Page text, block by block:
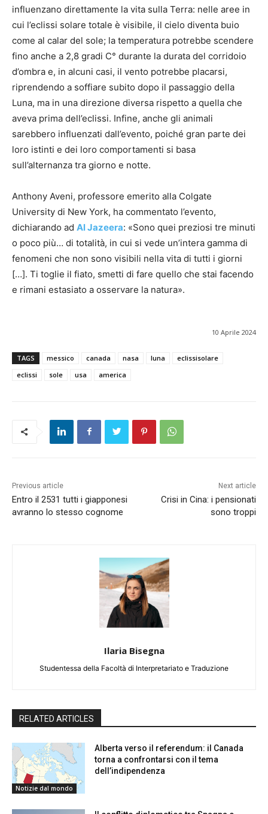
influenzano direttamente la vita sulla Terra: nelle aree in
cui l’eclissi solare totale è visibile, il cielo diventa buio
come al calar del sole; la temperatura potrebbe scendere
fino anche a 2,8 gradi C° durante la durata del corridoio
d’ombra e, in alcuni casi, il vento potrebbe placarsi,
riprendendo a soffiare subito dopo il passaggio della
Luna, ma in una direzione diversa rispetto a quella che
aveva prima dell’eclissi. Infine, anche gli animali
sarebbero influenzati dall’evento, poiché gran parte dei
loro istinti e dei loro comportamenti si basa
sull’alternanza tra giorno e notte.
Anthony Aveni, professore emerito alla Colgate
University di New York, ha commentato l’evento,
dichiarando ad Al Jazeera: «Sono quei preziosi tre minuti
o poco più… di totalità, in cui si vede un’intera gamma di
fenomeni che non sono visibili nella vita di tutti i giorni
[…]. Ti toglie il fiato, smetti di fare quello che stai facendo
e rimani estasiato a osservare la natura».
10 Aprile 2024
TAGS messico canada nasa luna
eclissisolare
eclissi
sole usa america
Previous article
Entro il 2531 tutti i giapponesi
avranno lo stesso cognome
Next article
Crisi in Cina: i pensionati
sono troppi
Ilaria Bisegna
Studentessa della Facoltà di Interpretariato e Traduzione
RELATED ARTICLES
Notizie dal mondo
Alberta verso il referendum: il Canada
torna a confrontarsi con il tema
dell’indipendenza